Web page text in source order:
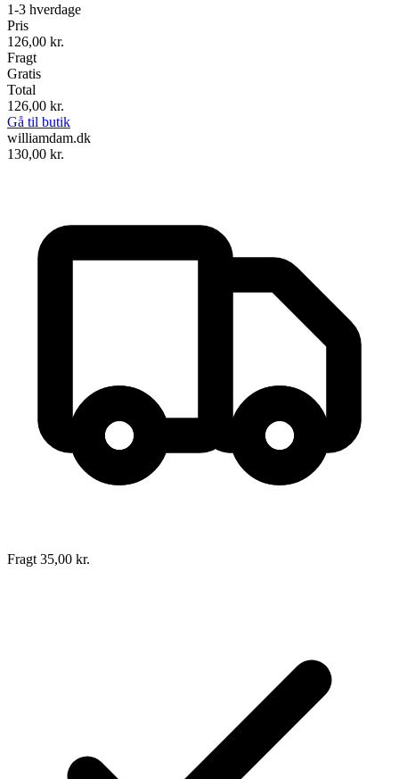
1-3 hverdage
Pris
126,00 kr.
Fragt
Gratis
Total
126,00 kr.
Gå til butik
williamdam.dk
130,00 kr.
Fragt 35,00 kr.